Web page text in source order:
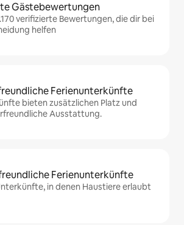
Gästebewertungen
verifizierte Bewertungen, die dir bei
helfen
Ferienunterkünfte
bieten zusätzlichen Platz und
Ausstattung.
Ferienunterkünfte
in denen Haustiere erlaubt